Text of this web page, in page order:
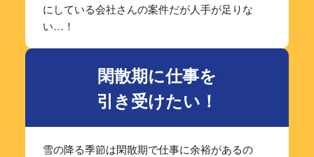
にしている会社さんの案件だが人手が足りな
い…！
閑散期に仕事を
引き受けたい！
雪の降る季節は閑散期で仕事に余裕があるの